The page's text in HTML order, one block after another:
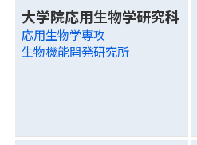
大学院応用生物学研究科
応用生物学専攻
生物機能開発研究所